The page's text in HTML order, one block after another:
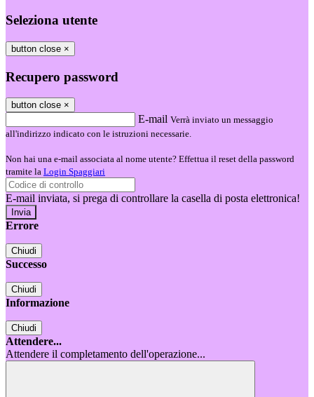
Seleziona utente
button close ×
Recupero password
button close ×
E-mail Verrà inviato un messaggio
all'indirizzo indicato con le istruzioni necessarie.
Non hai una e-mail associata al nome utente? Effettua il reset della password
tramite la Login Spaggiari
E-mail inviata, si prega di controllare la casella di posta elettronica!
Errore
Chiudi
Successo
Chiudi
Informazione
Chiudi
Attendere...
Attendere il completamento dell'operazione...